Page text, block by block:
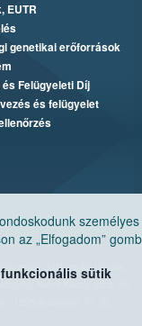
az „Elfogadom”
sütik
EUTR
genetikai erőforrások
Felügyeleti Díj
és felügyelet
biztonsági Hivatal